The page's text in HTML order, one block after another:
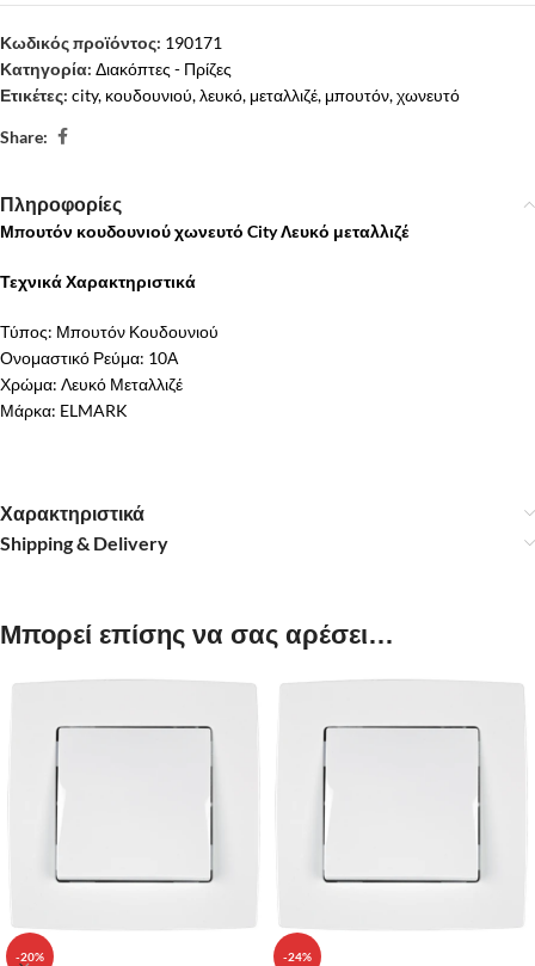
Κωδικός προϊόντος: 190171
Κατηγορία: Διακόπτες - Πρίζες
Ετικέτες: city, κουδουνιού,λευκό, μεταλλιζέ, μπουτόν,χωνευτό
Share:
Πληροφορίες
Μπουτόν κουδουνιού χωνευτό City Λευκό μεταλλιζέ
Τεχνικά Χαρακτηριστικά
Τύπος: Μπουτόν Κουδουνιού
Ονομαστικό Ρεύμα: 10Α
Χρώμα: Λευκό Μεταλλιζέ
Μάρκα: ELMARK
Χαρακτηριστικά
Shipping & Delivery
Μπορεί επίσης να σας αρέσει…
-20% -24%